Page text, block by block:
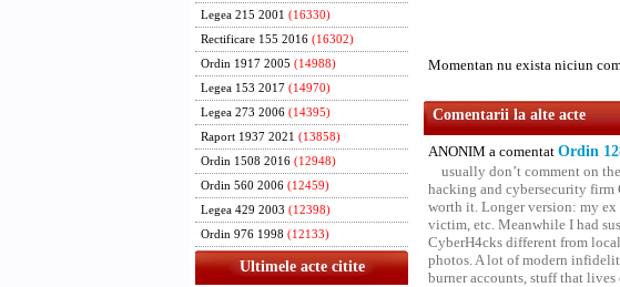
Legea 215 2001 (16330)
Rectificare 155 2016 (16302)
Ordin 1917 2005 (14988)
Legea 153 2017 (14970)
Legea 273 2006 (14395)
Raport 1937 2021 (13858)
Ordin 1508 2016 (12948)
Ordin 560 2006 (12459)
Legea 429 2003 (12398)
Ordin 976 1998 (12133)
Ultimele acte citite
Momentan nu exista niciun
Comentarii la alte acte
ANONIM a comentat Ordin
usually don’t comment on
hacking and cybersecurity firm
worth it. Longer version: my
victim, etc. Meanwhile I had
CyberH4cks different from
photos. A lot of modern
burner accounts, stuff that